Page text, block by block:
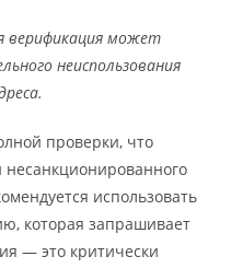
может
неиспользования
проверки, что
несанкционированного
использовать
которая запрашивает
— это критически